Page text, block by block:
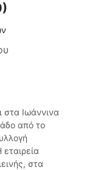
στα Ιωάννινα
από το
στα